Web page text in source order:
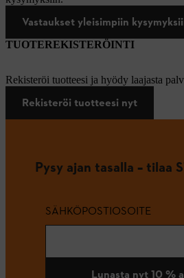
Vastaukset yleisimpiin
TUOTEREKISTERÖINTI
Rekisteröi tuotteesi ja hyödy laajasta
Rekisteröi tuotteesi nyt
Pysy ajan tasalla – tilaa
SÄHKÖPOSTIOSOITE
Lunasta nyt 10 %